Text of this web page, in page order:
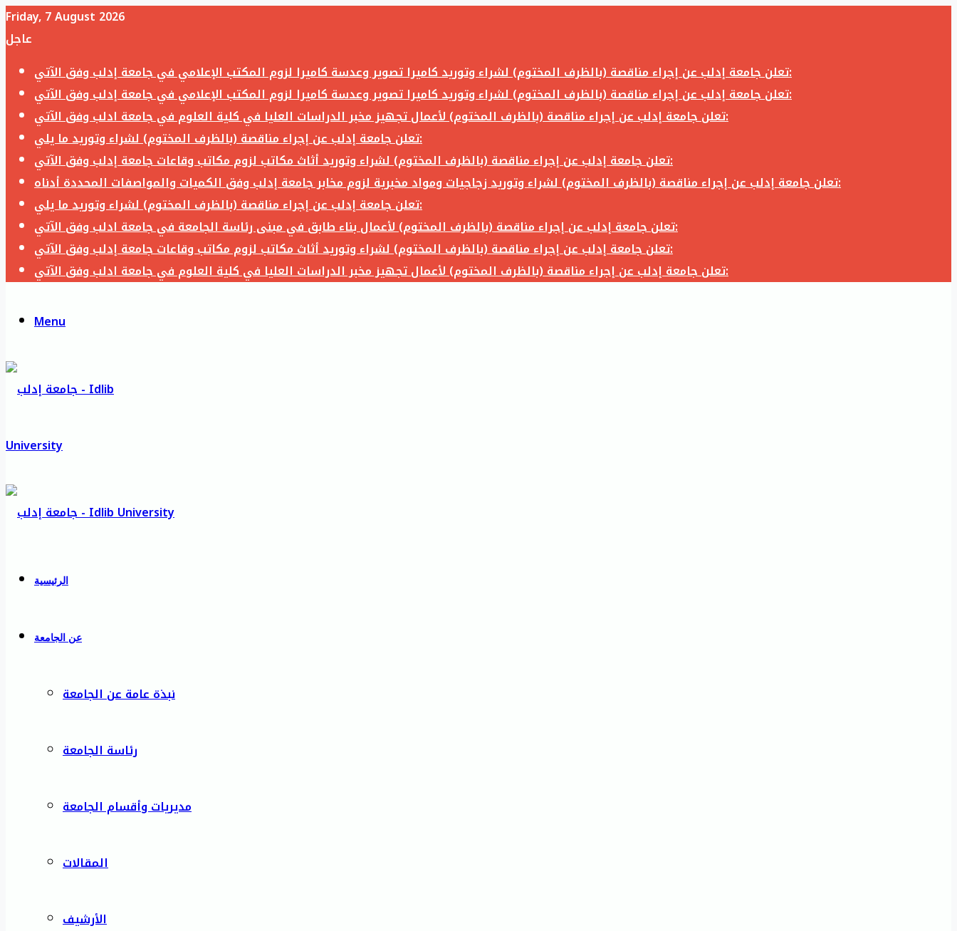
Friday, 7 August 2026
عاجل
تعلن جامعة إدلب عن إجراء مناقصة (بالظرف المختوم) لشراء وتوريد كاميرا تصوير وعدسة كاميرا لزوم المكتب الإعلامي في جامعة إدلب وفق الآتي:
تعلن جامعة إدلب عن إجراء مناقصة (بالظرف المختوم) لشراء وتوريد كاميرا تصوير وعدسة كاميرا لزوم المكتب الإعلامي في جامعة إدلب وفق الآتي:
تعلن جامعة إدلب عن إجراء مناقصة (بالظرف المختوم) لأعمال تجهيز مخبر الدراسات العليا في كلية العلوم في جامعة ادلب وفق الآتي:
تعلن جامعة إدلب عن إجراء مناقصة (بالظرف المختوم) لشراء وتوريد ما يلي:
تعلن جامعة إدلب عن إجراء مناقصة (بالظرف المختوم) لشراء وتوريد أثاث مكاتب لزوم مكاتب وقاعات جامعة إدلب وفق الآتي:
تعلن جامعة إدلب عن إجراء مناقصة (بالظرف المختوم) لشراء وتوريد زجاجيات ومواد مخبرية لزوم مخابر جامعة إدلب وفق الكميات والمواصفات المحددة أدناه:
تعلن جامعة إدلب عن إجراء مناقصة (بالظرف المختوم) لشراء وتوريد ما يلي:
تعلن جامعة إدلب عن إجراء مناقصة (بالظرف المختوم) لأعمال بناء طابق في مبنى رئاسة الجامعة في جامعة ادلب وفق الآتي:
تعلن جامعة إدلب عن إجراء مناقصة (بالظرف المختوم) لشراء وتوريد أثاث مكاتب لزوم مكاتب وقاعات جامعة إدلب وفق الآتي:
تعلن جامعة إدلب عن إجراء مناقصة (بالظرف المختوم) لأعمال تجهيز مخبر الدراسات العليا في كلية العلوم في جامعة ادلب وفق الآتي:
Menu
الرئيسية
عن الجامعة
نبذة عامة عن الجامعة
رئاسة الجامعة
مديريات وأقسام الجامعة
المقالات
الأرشيف